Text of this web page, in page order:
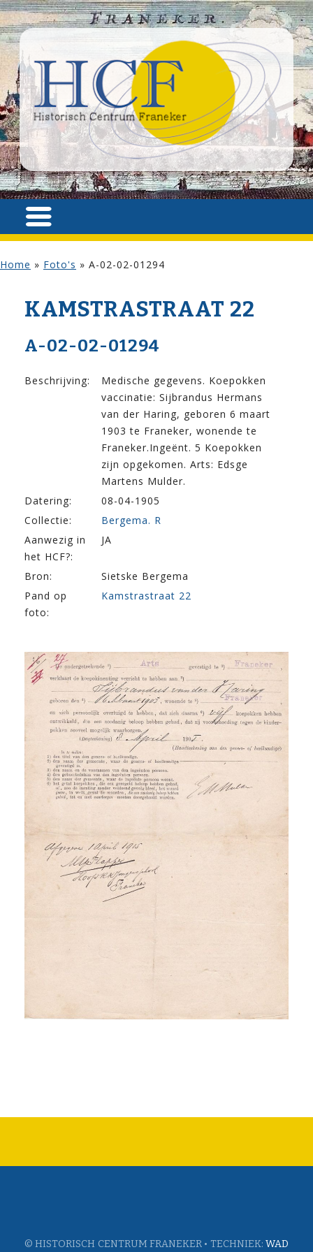
Home » Foto's » A-02-02-01294
KAMSTRA­STRAAT 22
A-02-02-01294
Beschrijving:
Medische gegevens. Koepokken
vaccinatie: Sijbrandus Hermans
van der Haring, geboren 6 maart
1903 te Franeker, wonende te
Franeker.Ingeënt. 5 Koepokken
zijn opgekomen. Arts: Edsge
Martens Mulder.
Datering:
08-04-1905
Collectie:
Bergema. R
Aanwezig in
het HCF?:
JA
Bron:
Sietske Bergema
Pand op
foto:
Kamstrastraat 22
© HISTORISCH CENTRUM FRANEKER • TECHNIEK: WAD